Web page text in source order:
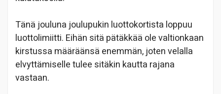
Tänä jouluna joulupukin luottokortista loppuu
luottolimiitti. Eihän sitä pätäkkää ole valtionkaan
kirstussa määräänsä enemmän, joten velalla
elvyttämiselle tulee sitäkin kautta rajana
vastaan.